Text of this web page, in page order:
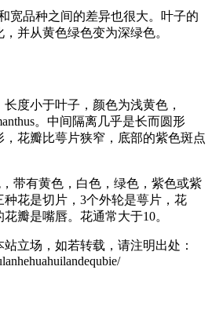
宽品种之间的差异也很大。叶子的
并从黄色绿色变为深绿色。
度小于叶子，颜色为浅黄色，
。中间隔离几乎是长而圆形
花瓣比萼片狭窄，底部的紫色斑点
带有黄色，白色，绿色，紫色或紫
花是切片，3个外轮是萼片，花
瓣是嘴唇。花通常大于10。
立场，如若转载，请注明出处：